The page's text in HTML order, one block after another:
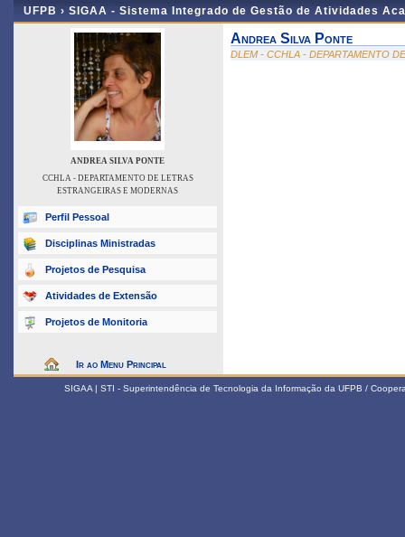
UFPB › SIGAA - Sistema Integrado de Gestão de Atividades
ANDREA SILVA PONTE
CCHLA - DEPARTAMENTO DE LETRAS
ESTRANGEIRAS E MODERNAS
Perfil Pessoal
Disciplinas Ministradas
Projetos de Pesquisa
Atividades de Extensão
Projetos de Monitoria
Ir ao Menu Principal
Andrea Silva Ponte
DLEM - CCHLA - DEPARTAMENTO
SIGAA | STI - Superintendência de Tecnologia da Informação da UFPB /